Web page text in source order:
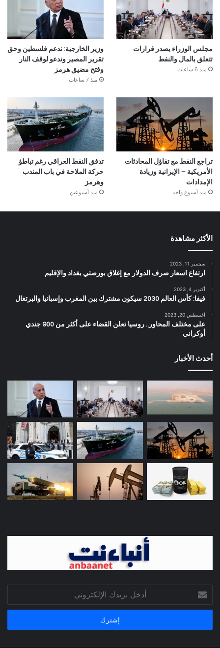
مجلس الوزراء يصدر قرارات
تتعلق بالمال والنفط
منذ 6 ساعات
وزير الخارجية: ندعم فلسطين وحق
تقرير المصير وندعو لوقف النار
وفتح مضيق هرمز
منذ 7 ساعات
تراجع النفط مع تفاؤل المحادثات
الأمريكية – الإيرانية وزيادة
الإمدادات
منذ أسبوع واحد
تدفق النفط العراقي رغم تباطؤ
حركة الملاحة في باب المندب
وهرمز
منذ أسبوعين
الأكثر مشاهدة
سبتمبر 11, 2023
ارتفاع اسعار صرف الدولار مع إغلاق بورصتي بغداد والإقليم
أكتوبر 4, 2023
فيفا: كأس العالم 2030 سيكون مشترك بين المغرب وإسبانيا والبرتغال
أغسطس 20, 2023
على مختلف المحاور.. روسيا تعلن القضاء على أكثر من 900 جندي
أوكراني
أحدث الأخبار
بريدك
الإلكتروني